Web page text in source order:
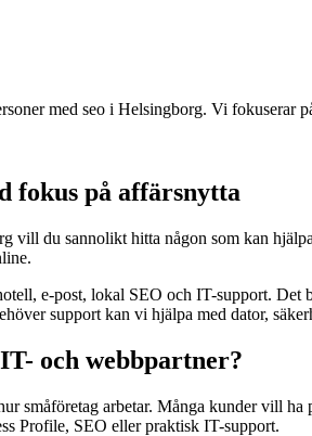
med seo i Helsingborg. Vi fokuserar
fokus på affärsnytta
vill du sannolikt hitta någon som kan
e-post, lokal SEO och IT-support. Det
support kan vi hjälpa med dator,
och webbpartner?
småföretag arbetar. Många kunder vill
Profile, SEO eller praktisk IT-support.